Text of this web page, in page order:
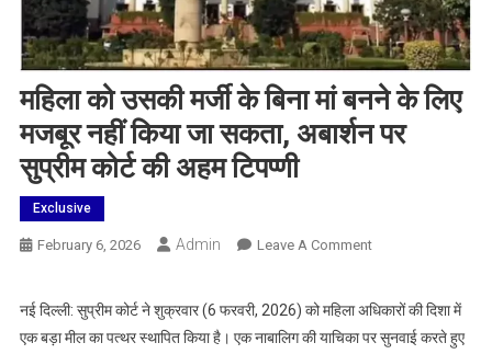
महिला को उसकी मर्जी के बिना मां बनने के लिए
मजबूर नहीं किया जा सकता, अबार्शन पर
सुप्रीम कोर्ट की अहम टिपप्णी
Exclusive
February 6, 2026 Admin Leave A CommentOn
उसकी
मर्जी
नई दिल्ली: सुप्रीम कोर्ट ने शुक्रवार (6 फरवरी, 2026) को महिला अधिकारों की दिशा में
एक बड़ा मील का पत्थर स्थापित किया है। एक नाबालिग की याचिका पर सुनवाई करते हुए